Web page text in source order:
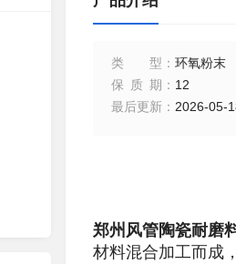
类型 ： 环氧粉末
保质期 ： 12
最后更新 ： 2026-05-
郑州风管陶瓷耐磨
材料混合加工而成